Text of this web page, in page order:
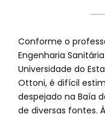
Conforme o
Engenharia
Universidade do
Ottoni, é difícil
despejado na Baía
de diversas fontes. À